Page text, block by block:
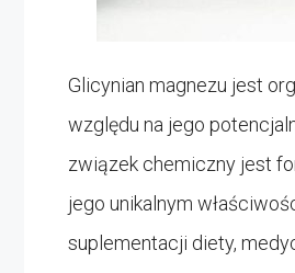
Glicynian magnezu jest
względu na jego
związek chemiczny jest
jego unikalnym
suplementacji diety,